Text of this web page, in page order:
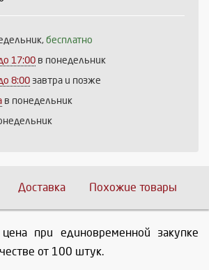
бесплатно
17:00 в понедельник
8:00 завтра и позже
в понедельник
Доставка Похожие товары
цена при единовременной закупке
от 100 штук.